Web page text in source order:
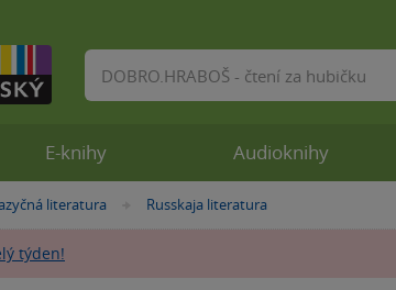
literatura »
Russkaja literatura
týden!
E-knihy Audioknihy
Vyhledávání